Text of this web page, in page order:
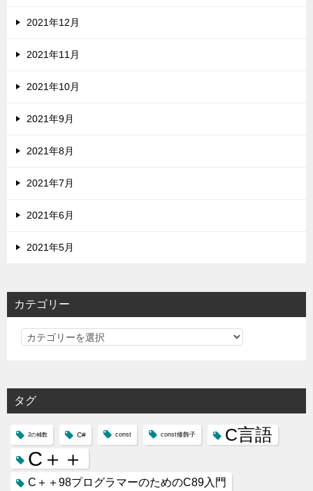
2021年12月
2021年11月
2021年10月
2021年9月
2021年8月
2021年7月
2021年6月
2021年5月
カテゴリー
カ
リ
ー
タグ
2の補数 C# const const修飾子 C言語
C＋＋
C＋＋98プログラマーのためのC89入門